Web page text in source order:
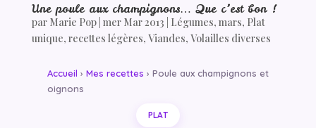
Une poule aux champignons… Que c’est bon !
par Marie Pop| mer Mar 2013 Légumes, mars, Plat
unique, recettes légères, Viandes, Volailles diverses
Accueil › Mes recettes › Poule aux champignons et
oignons
PLAT